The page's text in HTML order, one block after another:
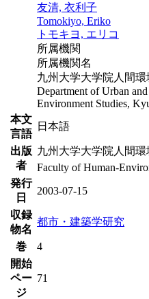
友清, 衣利子
Tomokiyo, Eriko
トモキヨ, エリコ
所属機関
所属機関名
九州大学大学院人間
Department of Urban
Environment Studies,
本文
言語
日本語
出版
者
九州大学大学院人間
Faculty of Human-
発行
日
2003-07-15
収録
物名
都市・建築学研究
巻
4
開始
ペー
ジ
71